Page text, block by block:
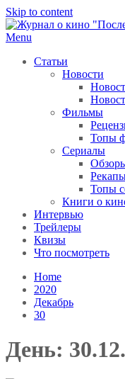
Skip to content
Menu
Статьи
Новости
Фильмы
Топы
Сериалы
Топы
Книги о
Интервью
Трейлеры
Квизы
Что посмотреть
Home
2020
Декабрь
30
День: